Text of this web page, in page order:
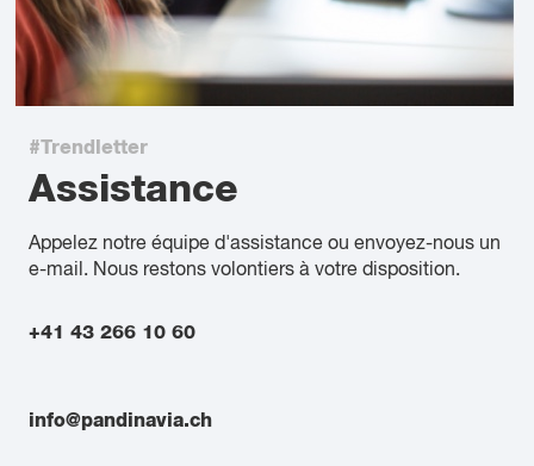
#Trendletter
Assistance
Appelez notre équipe d'assistance ou envoyez-nous un
e-mail. Nous restons volontiers à votre disposition.
+41 43 266 10 60
info@pandinavia.ch